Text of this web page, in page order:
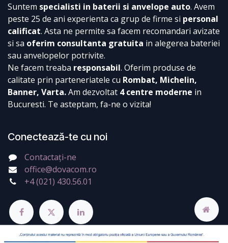
Suntem specialisti in baterii si anvelope auto. Avem
peste 25 de ani experienta ca grup de firme si personal
calificat. Asta ne permite sa facem recomandari avizate
si sa oferim consultanta gratuita in alegerea bateriei
sau anvelopelor potrivite.
Ne facem treaba responsabil. Oferim produse de
calitate prin parteneriatele cu Rombat, Michelin,
Banner, Varta.Am dezvoltat 4 centre moderne in
Bucuresti. Te asteptam, fa-ne o vizita!
Conectează-te cu noi
Contactați-ne
office@dovacom.ro
+4 (021) 430.56.01